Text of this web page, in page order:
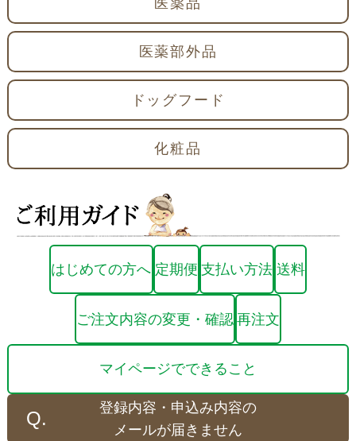
医薬品
医薬部外品
ドッグフード
化粧品
はじめての方へ 定期便 支払い方法 送料
ご注文内容の変更・確認 再注文
マイページでできること
登録内容・申込み内容の
メールが届きません